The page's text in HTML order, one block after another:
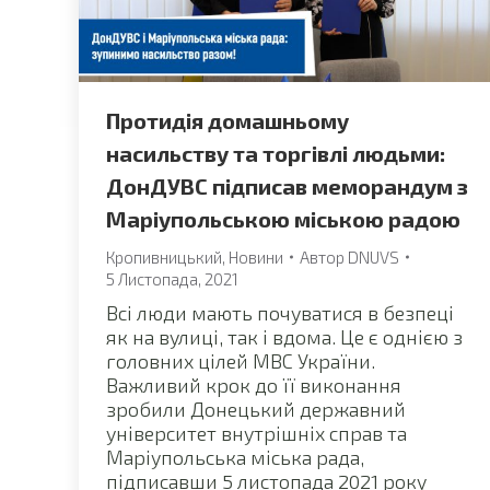
Протидія домашньому
насильству та торгівлі людьми:
ДонДУВС підписав меморандум з
Маріупольською міською радою
Кропивницький, Новини Автор DNUVS
5 Листопада, 2021
Всі люди мають почуватися в безпеці
як на вулиці, так і вдома. Це є однією з
головних цілей МВС України.
Важливий крок до її виконання
зробили Донецький державний
університет внутрішніх справ та
Маріупольська міська рада,
підписавши 5 листопада 2021 року